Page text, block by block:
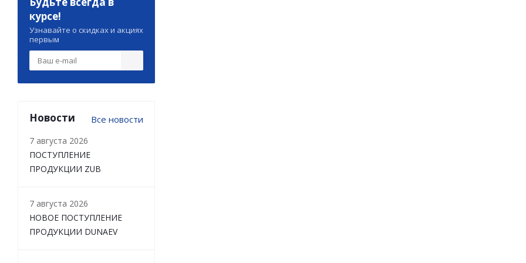
курсе!
Узнавайте о скидках и акциях
первым
Новости Все новости
7 августа 2026
ПОСТУПЛЕНИЕ
ПРОДУКЦИИ ZUB
7 августа 2026
НОВОЕ ПОСТУПЛЕНИЕ
ПРОДУКЦИИ DUNAEV